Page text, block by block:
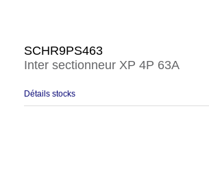
SCHR9PS463
Inter sectionneur XP 4P 63A
Détails stocks